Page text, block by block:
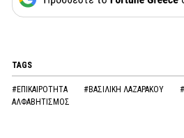
TAGS
#ΕΠΙΚΑΙΡΟΤΗΤΑ #ΒΑΣΙΛΙΚΗ ΛΑΖΑΡΑΚΟΥ
ΑΛΦΑΒΗΤΙΣΜΟΣ